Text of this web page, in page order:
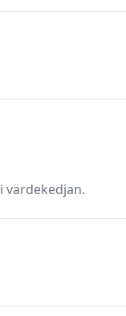
värdekedjan.